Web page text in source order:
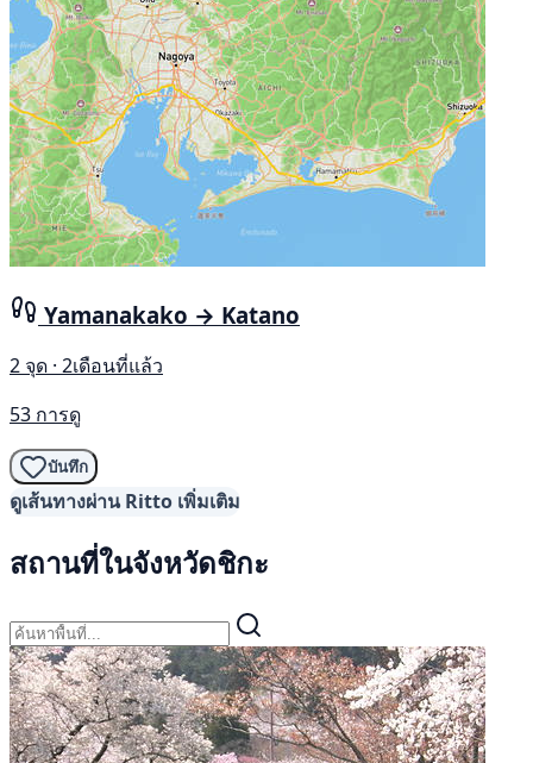
Yamanakako → Katano
2 จุด · 2เดือนที่แล้ว
53 การดู
บันทึก
ดูเส้นทางผ่าน Ritto เพิ่มเติม
สถานที่ในจังหวัดชิกะ